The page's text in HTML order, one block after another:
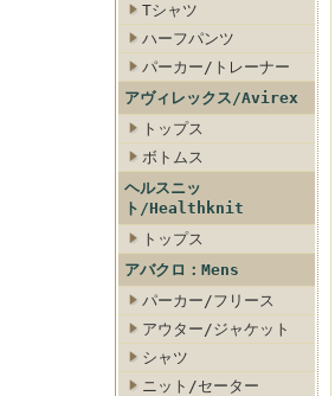
Tシャツ
ハーフパンツ
パーカー/トレーナー
アヴィレックス/Avirex
トップス
ボトムス
ヘルスニッ
ト/Healthknit
トップス
アバクロ：Mens
パーカー/フリース
アウター/ジャケット
シャツ
ニット/セーター